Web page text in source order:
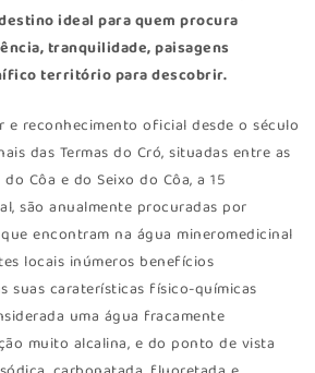
ideal para quem procura
tranquilidade, paisagens
território para descobrir.
e reconhecimento oficial desde o século
das Termas do Cró, situadas entre as
Côa e do Seixo do Côa, a 15
são anualmente procuradas por
encontram na água mineromedicinal
locais inúmeros benefícios
suas caraterísticas físico-químicas
uma água fracamente
muito alcalina, e do ponto de vista